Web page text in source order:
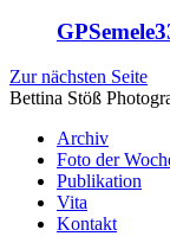
Zur nächsten Seite
Bettina Stöß
Archiv
Foto der
Publikation
Vita
Kontakt